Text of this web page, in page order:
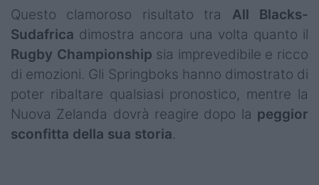
Questo clamoroso risultato tra All Blacks-
Sudafrica dimostra ancora una volta quanto il
Rugby Championship sia imprevedibile e ricco
di emozioni. Gli Springboks hanno dimostrato di
poter ribaltare qualsiasi pronostico, mentre la
Nuova Zelanda dovrà reagire dopo la peggior
sconfitta della sua storia.